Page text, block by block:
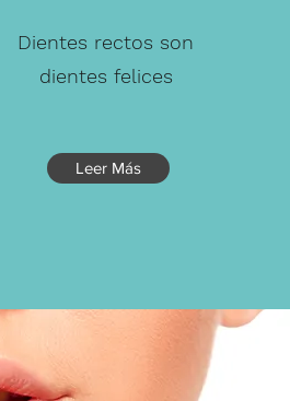
Dientes rectos son
dientes felices
Leer Más